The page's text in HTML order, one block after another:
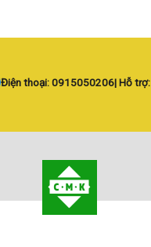
Điện thoại:0915050206| Hỗ trợ: